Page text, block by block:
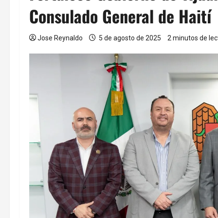
Consulado General de Haití
Jose Reynaldo 5 de agosto de 2025 2 minutos de